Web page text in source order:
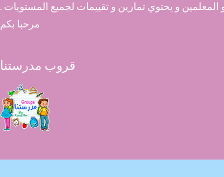
و المعلمين و يحتوي تمارين و تقييمات لجميع المستويات .
مرحبا بكم
قروب مدرستنا